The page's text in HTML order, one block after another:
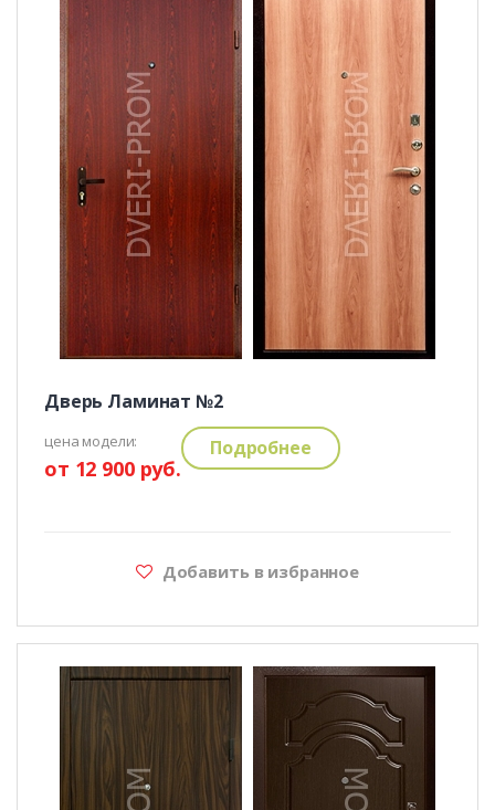
Дверь Ламинат №2
цена модели:
от 12 900 руб.
Подробнее
Добавить в избранное